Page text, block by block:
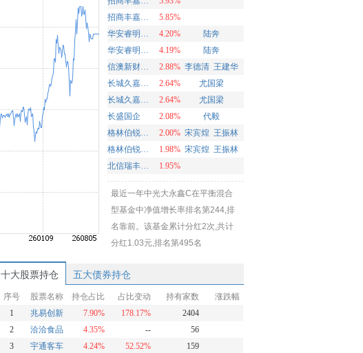
招商丰嘉混合C
5.85%
华安睿明两年定开混合A
4.20%
陆奔
华安睿明两年定开混合C
4.19%
陆奔
信澳新财富混合
2.88% 李德清 王建华
长城久嘉创新成长混合C
2.64%
尤国梁
长城久嘉创新成长混合A
2.64%
尤国梁
长盛国企
2.08%
代毅
格林伯锐灵活配置A
2.00% 宋宾煌 王振林
格林伯锐灵活配置C
1.98% 宋宾煌 王振林
北信瑞丰鼎丰
1.95%
最近一年中光大永鑫C在平衡混合
型基金中净值增长率排名第244,排
名靠前。该基金累计分红2次,共计
分红1.03元,排名第495名
十大股票持仓 五大债券持仓
序号 股票名称 持仓占比 占比变动 持有家数
涨跌幅
1
兆易创新 7.90% 178.17%
2404
2
洽洽食品 4.35% --
56
3
宇通客车 4.24% 52.52%
159